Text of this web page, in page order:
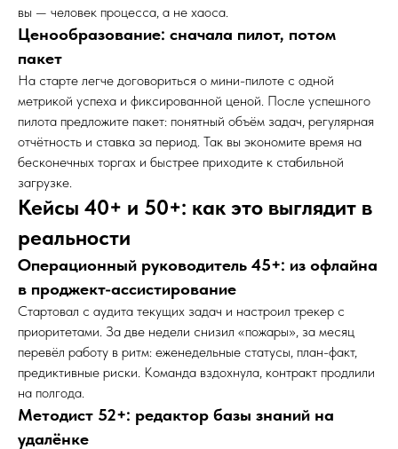
вы — человек процесса, а не хаоса.
Ценообразование: сначала пилот, потом
пакет
На старте легче договориться о мини-пилоте с одной
метрикой успеха и фиксированной ценой. После успешного
пилота предложите пакет: понятный объём задач, регулярная
отчётность и ставка за период. Так вы экономите время на
бесконечных торгах и быстрее приходите к стабильной
загрузке.
Кейсы 40+ и 50+: как это выглядит в
реальности
Операционный руководитель 45+: из офлайна
в проджект-ассистирование
Стартовал с аудита текущих задач и настроил трекер с
приоритетами. За две недели снизил «пожары», за месяц
перевёл работу в ритм: еженедельные статусы, план-факт,
предиктивные риски. Команда вздохнула, контракт продлили
на полгода.
Методист 52+: редактор базы знаний на
удалёнке